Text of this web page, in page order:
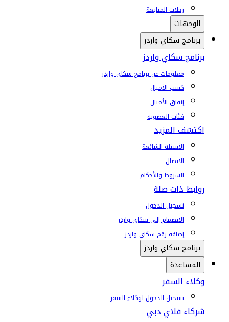
رحلات المتابعة
الوجهات
برنامج سكاي واردز
برنامج سكاي واردز
معلومات عن برنامج سكاي واردز
كسب الأميال
إنفاق الأميال
فئات العضوية
اكتشف المزيد
الأسئلة الشائعة
الاتصال
الشروط والأحكام
روابط ذات صلة
تسجيل الدخول
الانضمام إلى سكاي واردز
إضافة رقم سكاي واردز
برنامج سكاي واردز
المساعدة
وكلاء السفر
تسجيل الدخول لوكلاء السفر
شركاء فلاي دبي